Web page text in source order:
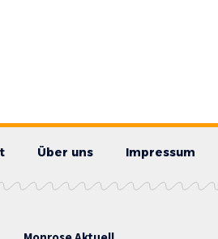
Über uns Impressum